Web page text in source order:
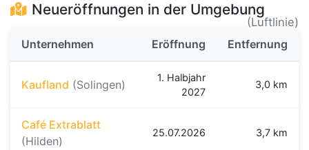
Neueröffnungen in der Umgebung
(Luftlinie)
Unternehmen
Eröffnung Entfernung
Kaufland (Solingen)
1. Halbjahr
2027
3,0 km
Café Extrablatt
(Hilden)
25.07.2026 3,7 km